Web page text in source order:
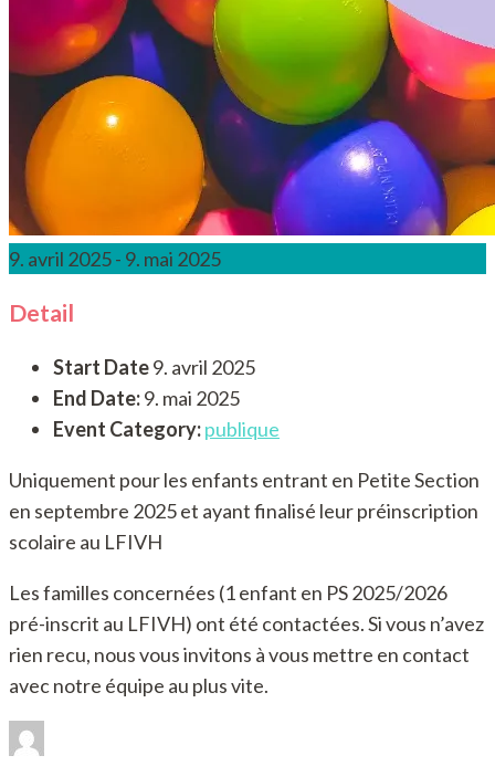
9. avril 2025 - 9. mai 2025
Detail
Start Date9. avril 2025
End Date:9. mai 2025
Event Category:publique
Uniquement pour les enfants entrant en Petite Section
en septembre 2025 et ayant finalisé leur préinscription
scolaire au LFIVH
Les familles concernées (1 enfant en PS 2025/2026
pré-inscrit au LFIVH) ont été contactées. Si vous n’avez
rien recu, nous vous invitons à vous mettre en contact
avec notre équipe au plus vite.